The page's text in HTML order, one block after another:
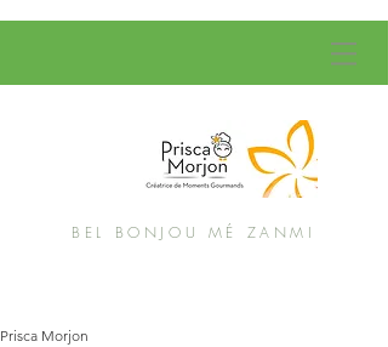
BEL BONJOU MÉ ZANMI
Prisca Morjon